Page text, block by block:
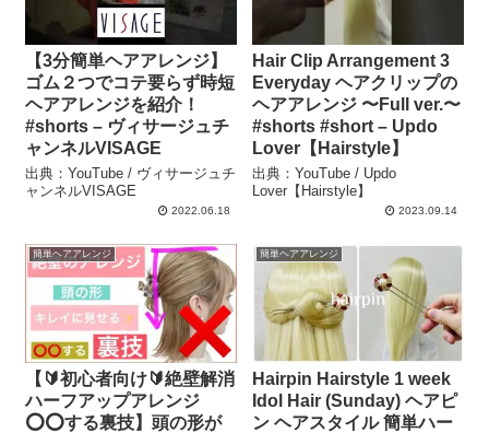
【3分簡単ヘアアレンジ】
ゴム２つでコテ要らず時短
ヘアアレンジを紹介！
#shorts – ヴィサージュチ
ャンネルVISAGE
出典：YouTube / ヴィサージュチ
ャンネルVISAGE
2022.06.18
Hair Clip Arrangement 3
Everyday ヘアクリップの
ヘアアレンジ 〜Full ver.〜
#shorts #short – Updo
Lover【Hairstyle】
出典：YouTube / Updo
Lover【Hairstyle】
2023.09.14
簡単ヘアアレンジ
【🔰初心者向け🔰絶壁解消
ハーフアップアレンジ
⭕️⭕️する裏技】頭の形が
簡単ヘアアレンジ
Hairpin Hairstyle 1 week
Idol Hair (Sunday) ヘアピ
ン ヘアスタイル 簡単ハー